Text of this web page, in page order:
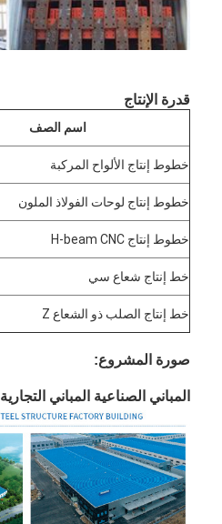
قدرة الإنتاج
اسم الصف
خطوط إنتاج الألواح المركبة
خطوط إنتاج لوحات الفولاذ الملون
خطوط إنتاج H-beam CNC
خط إنتاج شعاع سي
خط إنتاج الصلب ذو الشعاع Z
صورة المشروع:
المباني الصناعية المباني التجارية